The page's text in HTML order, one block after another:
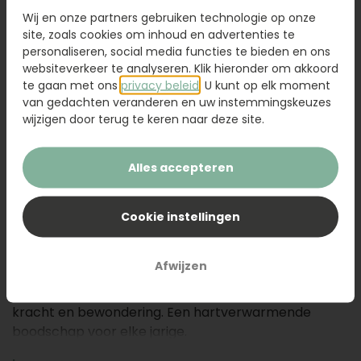
Voeg toe aan winkelwagen
Omschrijving
Wil je iemand op een vrolijke, zonnige én feestelijke
manier verrassen voor zijn of haar verjaardag? Dan is
Verjaardagsboeket Zora precies wat je zoekt. Met dit
boeket geef je een stralend cadeau vol zomerse
energie!
Het royale boeket bevat maar liefst 10
kracht en bewondering. Een hartverwarmende
boodschap voor elke jarige.
Wij en onze partners gebruiken technologie op onze
site, zoals cookies om inhoud en advertenties te
personaliseren, social media functies te bieden en ons
websiteverkeer te analyseren. Klik hieronder om akkoord
te gaan met ons privacy beleid . U kunt op elk moment
van gedachten veranderen en uw instemmingskeuzes
wijzigen door terug te keren naar deze site.
Alles accepteren
Cookie instellingen
Afwijzen